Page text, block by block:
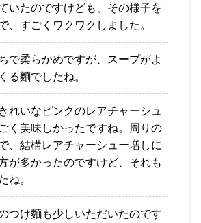
いたのですけども、その様子を
、すごくワクワクしました。
で柔らかめですが、スープがよ
る麵でしたね。
れいなピンクのレアチャーシュ
く美味しかったですね。周りの
、結構レアチャーシュー増しに
が多かったのですけど、それも
ね。
つけ麵も少しいただいたのです